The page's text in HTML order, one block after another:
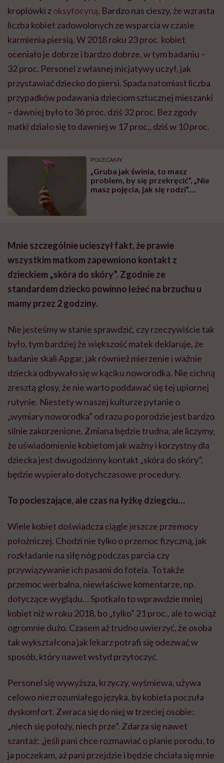
kroplówki zoksytocyną. Bardzo nas cieszy, że wzrasta
liczba kobiet zadowolonych ze wsparcia w czasie
karmienia piersią. W 2018 roku 23 proc. kobiet
oceniało je dobrze i bardzo dobrze, w tym badaniu –
32 proc. Personel z własnej inicjatywy uczył, jak
przystawiać dziecko do piersi. Spada natomiast liczba
przypadków podawania dzieciom sztucznej mieszanki
– dawniej było to 36 proc. dziś 32 proc. Bez zgody
matki działo się to dawniej w 17 proc., dziś w 10 proc.
POLECAMY
„Gruba jak świnia, to masz
problem, by się przekręcić”, „Nie
masz pojęcia, jak się rodzi”.
Mnie szczególnie ucieszył fakt, że prawie
wszystkim matkom zapewniono kontakt z
dzieckiem „skóra do skóry”. Zgodnie ze
standardem dziecko powinno leżeć na brzuchu u
mamy przez 2 godziny.
Nie jesteśmy w stanie sprawdzić, czy rzeczywiście tak
było, tym bardziej że większość matek deklaruje, że
badanie skaliApgar, jak również mierzenie i ważnie
dziecka odbywało się w kąciku noworodka. Nie cichną
zresztą głosy, że nie warto poddawać się tej upiornej
rutynie. Niestety w naszej kulturze pytanie o
„wymiary noworodka” od razu po porodzie jest bardzo
silnie zakorzenione. Zmiana będzie trudna, ale liczymy,
że uświadomienie kobietom jak ważny i korzystny dla
dziecka jest dwugodzinny kontakt „skóra do skóry”,
będzie wypierało dotychczasowe procedury.
To pocieszające, ale czas na łyżkę dziegciu…
Wiele kobiet doświadcza ciągle jeszcze przemocy
położniczej. Chodzi nie tylko o przemoc fizyczną, jak
rozkładanie na siłę nóg podczas parcia czy
przywiązywanie ich pasami do fotela. To także
przemoc werbalna, niewłaściwe komentarze, np.
dotyczące wyglądu… Spotkało to wprawdzie mniej
kobiet niż w roku 2018, bo „tylko” 21 proc., ale to wciąż
ogromnie dużo. Czasem aż trudno uwierzyć, że osoba
tak wykształcona jak lekarz potrafi się odezwać w
sposób, który nawet wstyd przytoczyć.
Personel się wywyższa, krzyczy, wyśmiewa, używa
celowo niezrozumiałego języka, by kobieta poczuła
dyskomfort. Zwraca się do niej w trzeciej osobie:
„niech się położy, niech prze”. Zdarza się nawet
szantaż: „jeśli pani chce rozmawiać o planie porodu, to
ja poczekam, aż pani przejdzie i będzie chciała się mnie